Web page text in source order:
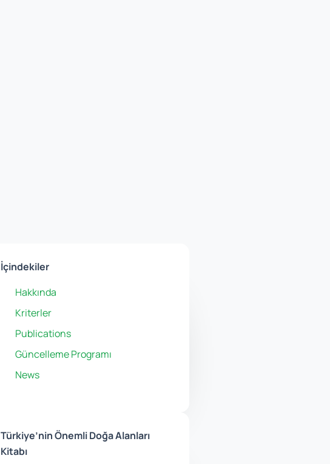
İçindekiler
Hakkında
Kriterler
Publications
Güncelleme Programı
News
Türkiye’nin Önemli Doğa Alanları
Kitabı